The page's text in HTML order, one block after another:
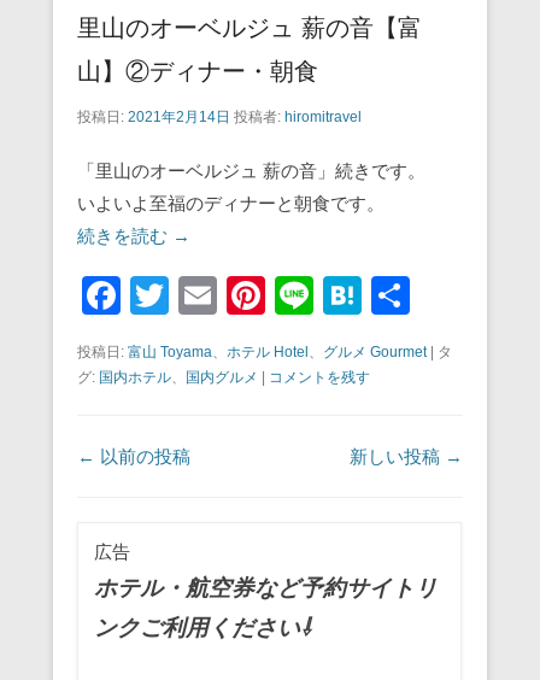
里山のオーベルジュ 薪の音【富
山】②ディナー・朝食
投稿日: 2021年2月14日 投稿者: hiromitravel
「里山のオーベルジュ 薪の音」続きです。
いよいよ至福のディナーと朝食です。
続きを読む →
F
a
c
b
k
T
tt
E
m
ail
Pi
nt
er
Li
n
e
H
at
e
a
有
投稿日: 富山 Toyama、 ホテル Hotel 、 グルメ Gourmet| タ
グ: 国内ホテル、 国内グルメ コメントを残す
投稿ナビゲーション
← 以前の投稿 新しい投稿 →
広告
ホテル・航空券など予約サイトリ
ンクご利用ください⇩